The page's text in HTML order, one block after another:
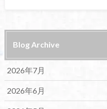
Blog Archive
2026年7月
2026年6月